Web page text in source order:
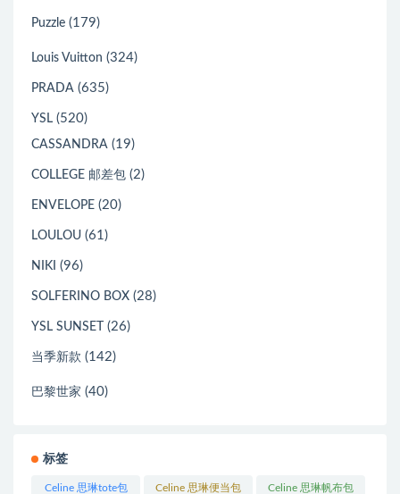
Puzzle (179)
Louis Vuitton (324)
PRADA (635)
YSL (520)
CASSANDRA (19)
COLLEGE 邮差包 (2)
ENVELOPE (20)
LOULOU (61)
NIKI (96)
SOLFERINO BOX (28)
YSL SUNSET (26)
当季新款 (142)
巴黎世家 (40)
标签
Celine 思琳tote包 Celine 思琳便当包 Celine 思琳帆布包